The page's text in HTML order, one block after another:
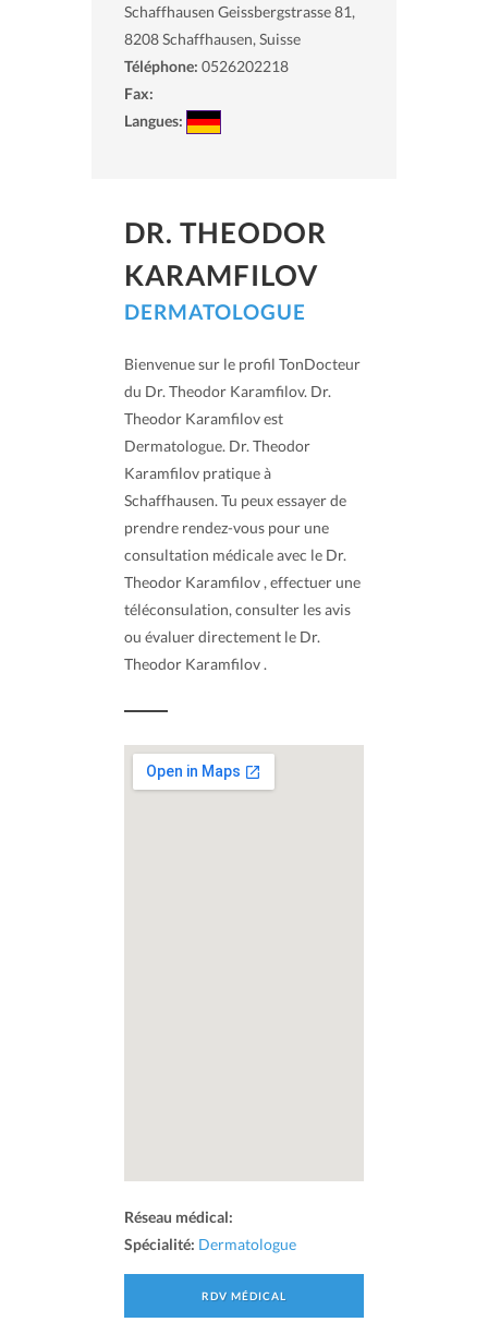
Schaffhausen Geissbergstrasse 81,
8208Schaffhausen, Suisse
Téléphone: 0526202218
Fax:
Langues:
DR. THEODOR
KARAMFILOV
DERMATOLOGUE
Bienvenue sur le profil TonDocteur
du Dr. Theodor Karamfilov. Dr.
Theodor Karamfilov est
Dermatologue. Dr. Theodor
Karamfilov pratique à
Schaffhausen. Tu peux essayer de
prendre rendez-vous pour une
consultation médicale avec le Dr.
Theodor Karamfilov , effectuer une
téléconsulation, consulter les avis
ou évaluer directement le Dr.
Theodor Karamfilov .
Réseau médical:
Spécialité: Dermatologue
RDV MÉDICAL